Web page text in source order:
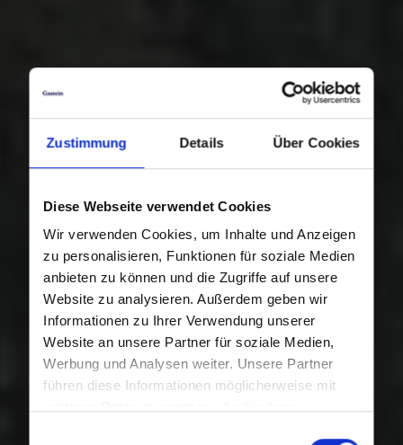
Zustimmung Details Über Cookies
Diese Webseite verwendet Cookies
Wir verwenden Cookies, um Inhalte und Anzeigen
zu personalisieren, Funktionen für soziale Medien
anbieten zu können und die Zugriffe auf unsere
Website zu analysieren. Außerdem geben wir
Informationen zu Ihrer Verwendung unserer
Website an unsere Partner für soziale Medien,
Werbung und Analysen weiter. Unsere Partner
führen diese Informationen möglicherweise mit